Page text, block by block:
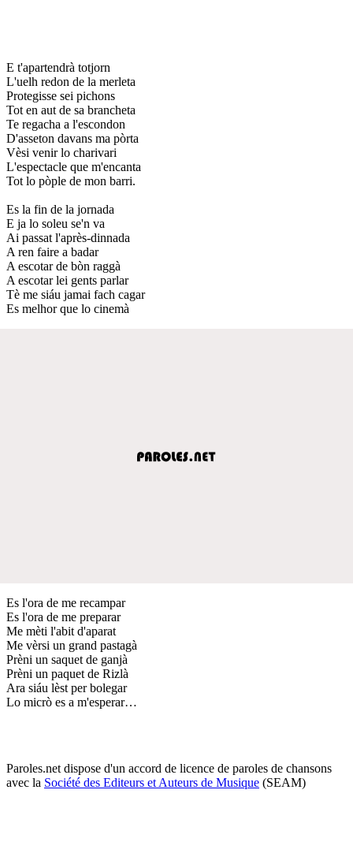
E t'apartendrà totjorn
L'uelh redon de la merleta
Protegisse sei pichons
Tot en aut de sa brancheta
Te regacha a l'escondon
D'asseton davans ma pòrta
Vèsi venir lo charivari
L'espectacle que m'encanta
Tot lo pòple de mon barri.
Es la fin de la jornada
E ja lo soleu se'n va
Ai passat l'après-dinnada
A ren faire a badar
A escotar de bòn raggà
A escotar lei gents parlar
Tè me siáu jamai fach cagar
Es melhor que lo cinemà
Es l'ora de me recampar
Es l'ora de me preparar
Me mèti l'abit d'aparat
Me vèrsi un grand pastagà
Prèni un saquet de ganjà
Prèni un paquet de Rizlà
Ara siáu lèst per bolegar
Lo micrò es a m'esperar…
Paroles.net dispose d'un accord de licence de paroles de chansons
avec la Société des Editeurs et Auteurs de Musique (SEAM)